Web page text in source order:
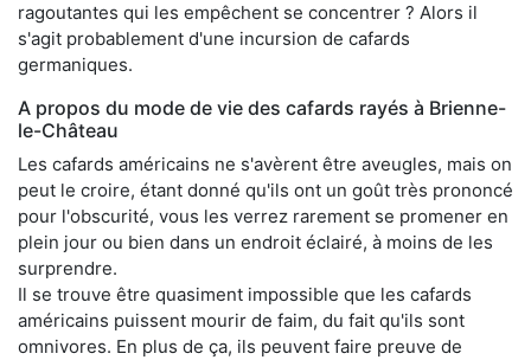
ragoutantes qui les empêchent se concentrer ? Alors il
s'agit probablement d'une incursion de cafards
germaniques.
A propos du mode de vie des cafards rayés à Brienne-
le-Château
Les cafards américains ne s'avèrent être aveugles, mais on
peut le croire, étant donné qu'ils ont un goût très prononcé
pour l'obscurité, vous les verrez rarement se promener en
plein jour ou bien dans un endroit éclairé, à moins de les
surprendre.
Il se trouve être quasiment impossible que les cafards
américains puissent mourir de faim, du fait qu'ils sont
omnivores. En plus de ça, ils peuvent faire preuve de